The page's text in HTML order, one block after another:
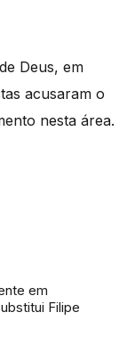
Deus, em
acusaram o
nesta área.
em
Filipe